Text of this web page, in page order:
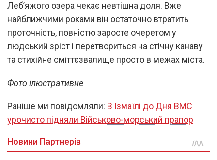
Леб’яжого озера чекає невтішна доля. Вже
найближчими роками він остаточно втратить
проточність, повністю заросте очеретом у
людський зріст і перетвориться на стічну канаву
та стихійне сміттєзвалище просто в межах міста.
Фото ілюстративне
Раніше ми повідомляли: В Ізмаїлі до Дня ВМС
урочисто підняли Військово-морський прапор